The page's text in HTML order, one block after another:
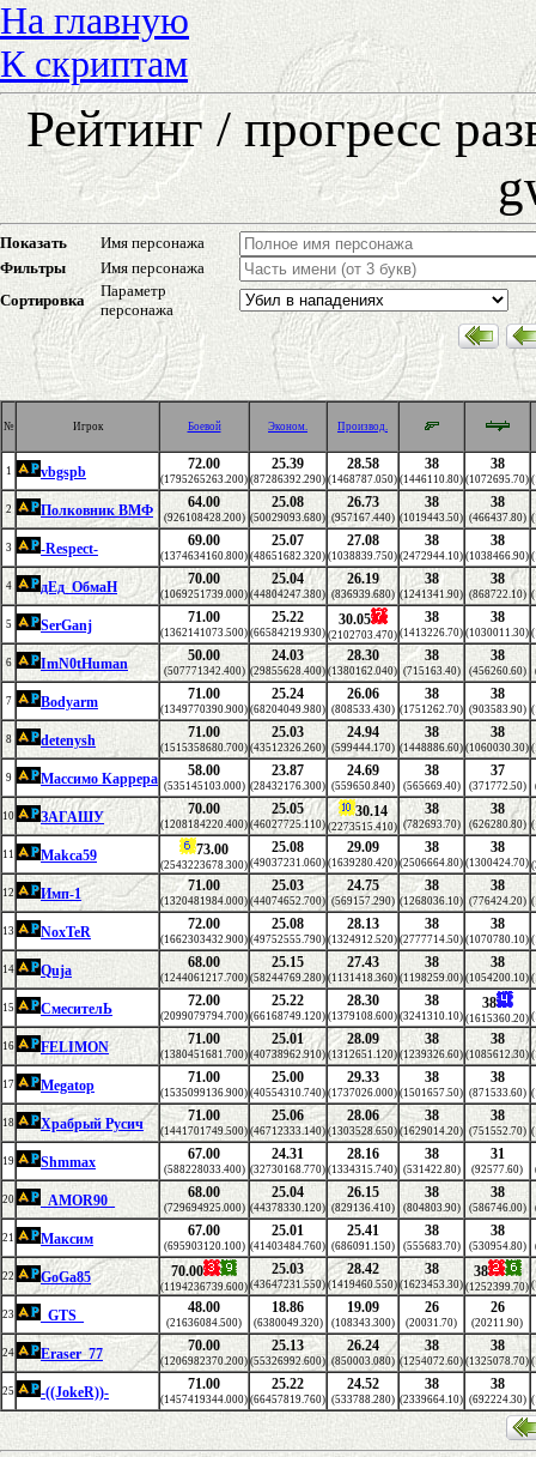
На главную
К скриптам
Рейтинг / прогресс
Показать
Имя персонажа
Фильтры
Имя персонажа
Сортировка
Параметр
персонажа
№ Игрок Боевой Эконом. Производ.
1 vbgspb 72.00
(1795265263.200)
25.39
(87286392.290)
28.58
(1468787.050)
38
(1446110.80)
38
(1072695.70)
2 Полковник ВМФ 64.00
(926108428.200)
25.08
(50029093.680)
26.73
(957167.440)
38
(1019443.50)
38
(466437.80)
3 -Respect- 69.00
(1374634160.800)
25.07
(48651682.320)
27.08
(1038839.750)
38
(2472944.10)
38
(1038466.90)
4 дЕд_ОбмаН 70.00
(1069251739.000)
25.04
(44804247.380)
26.19
(836939.680)
38
(1241341.90)
38
(868722.10)
5 SerGanj 71.00
(1362141073.500)
25.22
(66584219.930)
30.05
(2102703.470)
38
(1413226.70)
38
(1030011.30)
6 ImN0tHuman 50.00
(507771342.400)
24.03
(29855628.400)
28.30
(1380162.040)
38
(715163.40)
38
(456260.60)
7 Bodyarm 71.00
(1349770390.900)
25.24
(68204049.980)
26.06
(808533.430)
38
(1751262.70)
38
(903583.90)
8 detenysh 71.00
(1515358680.700)
25.03
(43512326.260)
24.94
(599444.170)
38
(1448886.60)
38
(1060030.30)
9 Массимо Каррера 58.00
(535145103.000)
23.87
(28432176.300)
24.69
(559650.840)
38
(565669.40)
37
(371772.50)
10 ЗАГАШУ 70.00
(1208184220.400)
25.05
(46027725.110)
30.14
(2273515.410)
38
(782693.70)
38
(626280.80)
11 Makca59 73.00
(2543223678.300)
25.08
(49037231.060)
29.09
(1639280.420)
38
(2506664.80)
38
(1300424.70)
12 Имп-1 71.00
(1320481984.000)
25.03
(44074652.700)
24.75
(569157.290)
38
(1268036.10)
38
(776424.20)
13 NoxTeR 72.00
(1662303432.900)
25.08
(49752555.790)
28.13
(1324912.520)
38
(2777714.50)
38
(1070780.10)
14 Quja 68.00
(1244061217.700)
25.15
(58244769.280)
27.43
(1131418.360)
38
(1198259.00)
38
(1054200.10)
15 СмесителЬ 72.00
(2099079794.700)
25.22
(66168749.120)
28.30
(1379108.600)
38
(3241310.10)
38
(1615360.20)
16 FELIMON 71.00
(1380451681.700)
25.01
(40738962.910)
28.09
(1312651.120)
38
(1239326.60)
38
(1085612.30)
17 Megatop 71.00
(1535099136.900)
25.00
(40554310.740)
29.33
(1737026.000)
38
(1501657.50)
38
(871533.60)
18 Храбрый Русич 71.00
(1441701749.500)
25.06
(46712333.140)
28.06
(1303528.650)
38
(1629014.20)
38
(751552.70)
19 Shmmax 67.00
(588228033.400)
24.31
(32730168.770)
28.16
(1334315.740)
38
(531422.80)
31
(92577.60)
20 _AMOR90_ 68.00
(729694925.000)
25.04
(44378330.120)
26.15
(829136.410)
38
(804803.90)
38
(586746.00)
21 Максим 67.00
(695903120.100)
25.01
(41403484.760)
25.41
(686091.150)
38
(555683.70)
38
(530954.80)
22 GoGa85 70.00
(1194236739.600)
25.03
(43647231.550)
28.42
(1419460.550)
38
(1623453.30)
38
(1252399.70)
23 _GTS_ 48.00
(21636084.500)
18.86
(6380049.320)
19.09
(108343.300)
26
(20031.70)
26
(20211.90)
24 Eraser_77 70.00
(1206982370.200)
25.13
(55326992.600)
26.24
(850003.080)
38
(1254072.60)
38
(1325078.70)
25 -((JokeR))- 71.00
(1457419344.000)
25.22
(66457819.760)
24.52
(533788.280)
38
(2339664.10)
38
(692224.30)